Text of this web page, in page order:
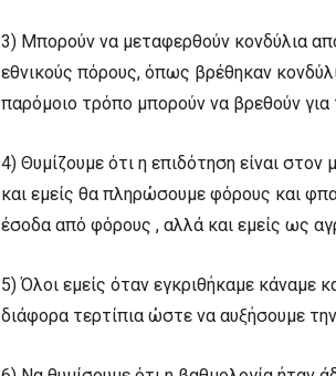
3) Μπορούν να μεταφερθούν κονδύλια
εθνικούς πόρους, όπως βρέθηκαν
παρόμοιο τρόπο μπορούν να βρεθούν για
4) Θυμίζουμε ότι η επιδότηση είναι
και εμείς θα πληρώσουμε φόρους και
έσοδα από φόρους , αλλά και εμείς ως
5) Όλοι εμείς όταν εγκριθήκαμε κάναμε
διάφορα τερτίπια ώστε να αυξήσουμε